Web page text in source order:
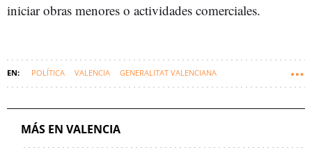
iniciar obras menores o actividades comerciales.
POLÍTICA VALENCIA GENERALITAT VALENCIANA
MÁS EN VALENCIA